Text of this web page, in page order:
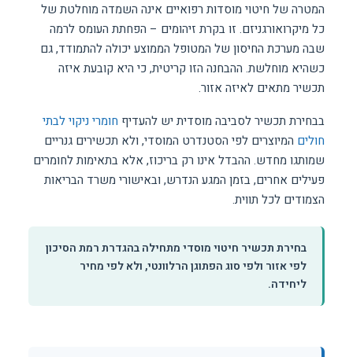
המטרה של חיטוי מוסדות רפואיים אינה השמדה מוחלטת של
כל מיקרואורגניזם. זו בקרת זיהומים – הפחתת העומס לרמה
שבה מערכת החיסון של המטופל הממוצע יכולה להתמודד, גם
כשהיא מוחלשת. ההבחנה הזו קריטית, כי היא קובעת איזה
תכשיר מתאים לאיזה אזור.
בבחירת תכשיר לסביבה מוסדית יש להעדיף חומרי ניקוי לבתי
חולים המיוצרים לפי הסטנדרט המוסדי, ולא תכשירים גנריים
שמותגו מחדש. ההבדל אינו רק בריכוז, אלא בתאימות לחומרים
פעילים אחרים, בזמן המגע הנדרש, ובאישורי משרד הבריאות
הצמודים לכל תווית.
בחירת תכשיר חיטוי מוסדי מתחילה בהגדרת רמת הסיכון
לפי אזור ולפי סוג הפתוגן הרלוונטי, ולא לפי מחיר
ליחידה.